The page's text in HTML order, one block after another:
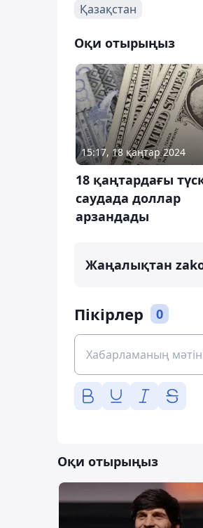
Қазақстан
Оқи отырыңыз
15:17, 18 қаңтар 2024
18 қаңтардағы
саудада доллар
арзандады
Жаңалықтан
Пікірлер 0
Оқи отырыңыз